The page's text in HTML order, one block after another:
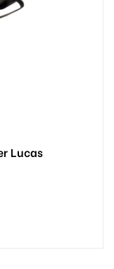
Lucas